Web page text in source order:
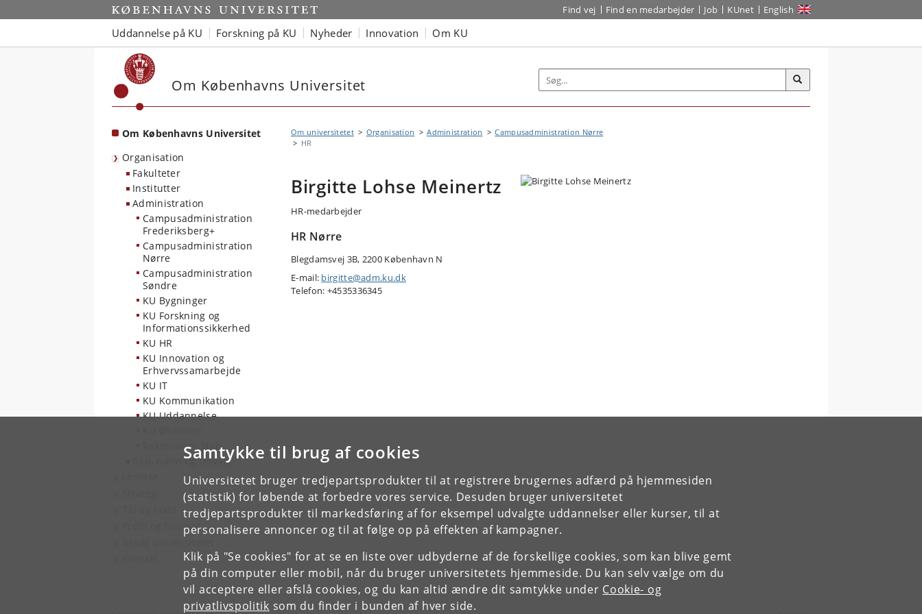
Samtykke til brug af cookies
Universitetet bruger tredjepartsprodukter til at registrere brugernes adfærd på hjemmesiden
(statistik) for løbende at forbedre vores service. Desuden bruger universitetet
tredjepartsprodukter til markedsføring af for eksempel udvalgte uddannelser eller kurser, til at
personalisere annoncer og til at følge op på effekten af kampagner.
Klik på "Se cookies" for at se en liste over udbyderne af de forskellige cookies, som kan blive gemt
på din computer eller mobil, når du bruger universitetets hjemmeside. Du kan selv vælge om du
vil acceptere eller afslå cookies, og du kan altid ændre dit samtykke under Cookie- og
privatlivspolitik som du finder i bunden af hver side.
Start Find vej Find en medarbejder Job KUnet English
Uddannelse på KU Forskning på KU Nyheder Innovation Om KU
Om Københavns Universitet
Om Københavns Universitet
Organisation
Fakulteter
Institutter
Administration
Campusadministration
Frederiksberg+
Campusadministration
Nørre
Campusadministration
Søndre
KU Bygninger
KU Forskning og
Informationssikkerhed
KU HR
KU Innovation og
Erhvervssamarbejde
KU IT
KU Kommunikation
KU Uddannelse
Rektoratets Stab
Råd, nævn og udvalg
Profil og historie
Om universitetet Organisation Administration
Campusadministration Nørre
HR
Birgitte Lohse Meinertz
HR-medarbejder
HR Nørre
Blegdamsvej 3B, 2200 København N
E-mail: birgitte@adm.ku.dk
Telefon: +4535336345